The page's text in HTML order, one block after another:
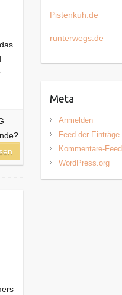
Pistenkuh.de
runterwegs.de
Meta
Anmelden
Feed der Einträge
Kommentare-Feed
WordPress.org